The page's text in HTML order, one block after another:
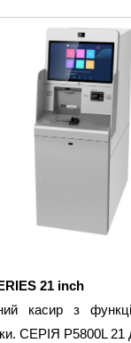
21 inch
касир з
СЕРІЯ P5800L